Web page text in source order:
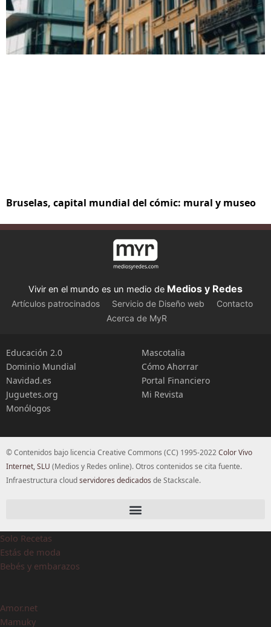
Bruselas, capital mundial del cómic: mural y museo
Vivir en el mundo es un medio de Medios y Redes
Artículos patrocinados Servicio de Diseño web
Contacto
Acerca de MyR
Educación 2.0
Dominio Mundial
Navidad.es
Juguetes.org
Monólogos
Mascotalia
Cómo Ahorrar
Portal Financiero
Mi Revista
© Contenidos bajo licencia Creative Commons (CC) 1995-2022Color Vivo
Internet, SLU (Medios y Redes online). Otros contenidos se cita fuente.
Infraestructura cloudservidores dedicados de Stackscale.
Solo Recetas
Estás de moda
Bebés y embarazos
Amor.net
Mamuky